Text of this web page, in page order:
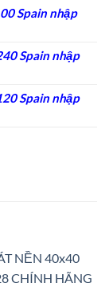
Spain nhập
Spain nhập
Spain nhập